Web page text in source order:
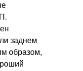
заднем
образом,